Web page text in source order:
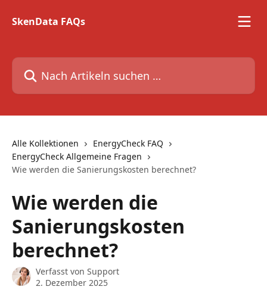
SkenData FAQs
Nach Artikeln suchen …
Alle Kollektionen
EnergyCheck FAQ
EnergyCheck Allgemeine Fragen
Wie werden die Sanierungskosten berechnet?
Wie werden die
Sanierungskosten
berechnet?
Verfasst von Support
2. Dezember 2025